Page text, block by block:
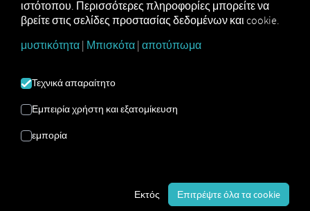
ιστότοπου. Περισσότερες πληροφορίες μπορείτε να
βρείτε στις σελίδες προστασίας δεδομένων και cookie.
μυστικότητα | Μπισκότα | αποτύπωμα
Τεχνικά απαραίτητο
Εμπειρία χρήστη και εξατομίκευση
εμπορία
Εκτός Επιτρέψτε όλα τα cookie